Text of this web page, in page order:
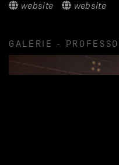
website
website
GALERIE -